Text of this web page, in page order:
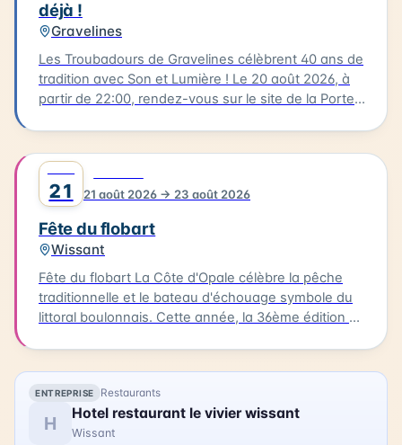
déjà !
Gravelines
Les Troubadours de Gravelines célèbrent 40 ans de
tradition avec Son et Lumière ! Le 20 août 2026, à
partir de 22:00, rendez-vous sur le site de la Porte
quatre décennies de musique et de lumière. Cette
soirée est l'occasion de se rassembler et de
partager un moment magique avec la communauté
les adultes, 12€ pour les réduits, 5€ pour les
enfants, et 32€ pour un pack famille (2 adultes + 2
enfants). Vous pouvez acheter vos billets en ligne.
Rejoignez les Troubadours pour célébrer ce joli
anniversaire !
21 21 août 2026 → 23 août 2026
Fête du flobart
Wissant
Fête du flobart La Côte d'Opale célèbre la pêche
traditionnelle et le bateau d'échouage symbole du
littoral boulonnais. Cette année, la 36ème édition de
dégustation de produits de la mer, artisanat
maritime, rencontre avec les associations,
expositions, petite restauration et démonstrations
de mise à l'eau de flobarts. Une messes des marins
ENTREPRISE Restaurants
H Hotel restaurant le vivier wissant
Wissant